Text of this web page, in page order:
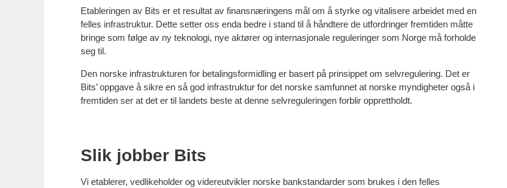
Etableringen av Bits er et resultat av finansnæringens mål om å styrke og vitalisere arbeidet med en
felles infrastruktur. Dette setter oss enda bedre i stand til å håndtere de utfordringer fremtiden måtte
bringe som følge av ny teknologi, nye aktører og internasjonale reguleringer som Norge må forholde
seg til.
Den norske infrastrukturen for betalingsformidling er basert på prinsippet om selvregulering. Det er
Bits’ oppgave å sikre en så god infrastruktur for det norske samfunnet at norske myndigheter også i
fremtiden ser at det er til landets beste at denne selvreguleringen forblir opprettholdt.
Slik jobber Bits
Vi etablerer, vedlikeholder og videreutvikler norske bankstandarder som brukes i den felles